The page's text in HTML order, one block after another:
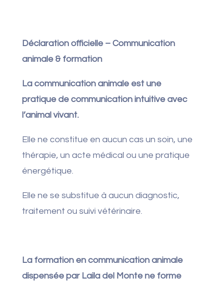
Déclaration officielle – Communication
animale & formation
La communication animale est une
pratique de communication intuitive avec
l’animal vivant.
Elle ne constitue en aucun cas un soin, une
thérapie, un acte médical ou une pratique
énergétique.
Elle ne se substitue à aucun diagnostic,
traitement ou suivi vétérinaire.
La formation en communication animale
dispensée par Laila del Monte ne forme